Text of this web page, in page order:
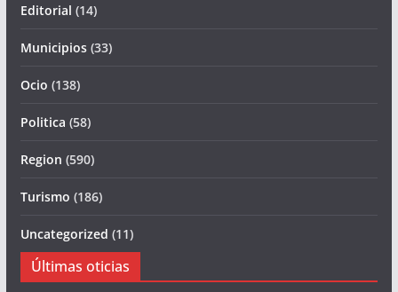
Editorial (14)
Municipios(33)
Ocio (138)
Politica (58)
Region (590)
Turismo (186)
Uncategorized (11)
Últimas oticias